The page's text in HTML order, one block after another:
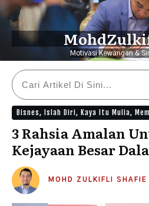
Motivasi Kewangan &
Bisnes, Islah Diri, Kaya Itu Mulia,
3 Rahsia Amalan
Kejayaan Besar
MOHD ZULKIFLI SHAFIE